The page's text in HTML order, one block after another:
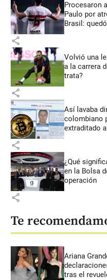
Procesaron
Paulo por
Brasil:
share
Volvió una
a la carrera
trata?
share
Así lavaba
colombiano
extraditado a
share
¿Qué
en la Bolsa
operación
share
Te
Ariana
tras el